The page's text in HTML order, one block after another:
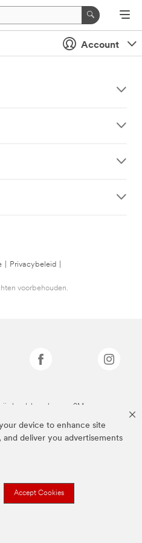
device to enhance site
and deliver you advertisements
Accept Cookies
Account
Privacybeleid
voorbehouden.
handelsmerken van 3M.we